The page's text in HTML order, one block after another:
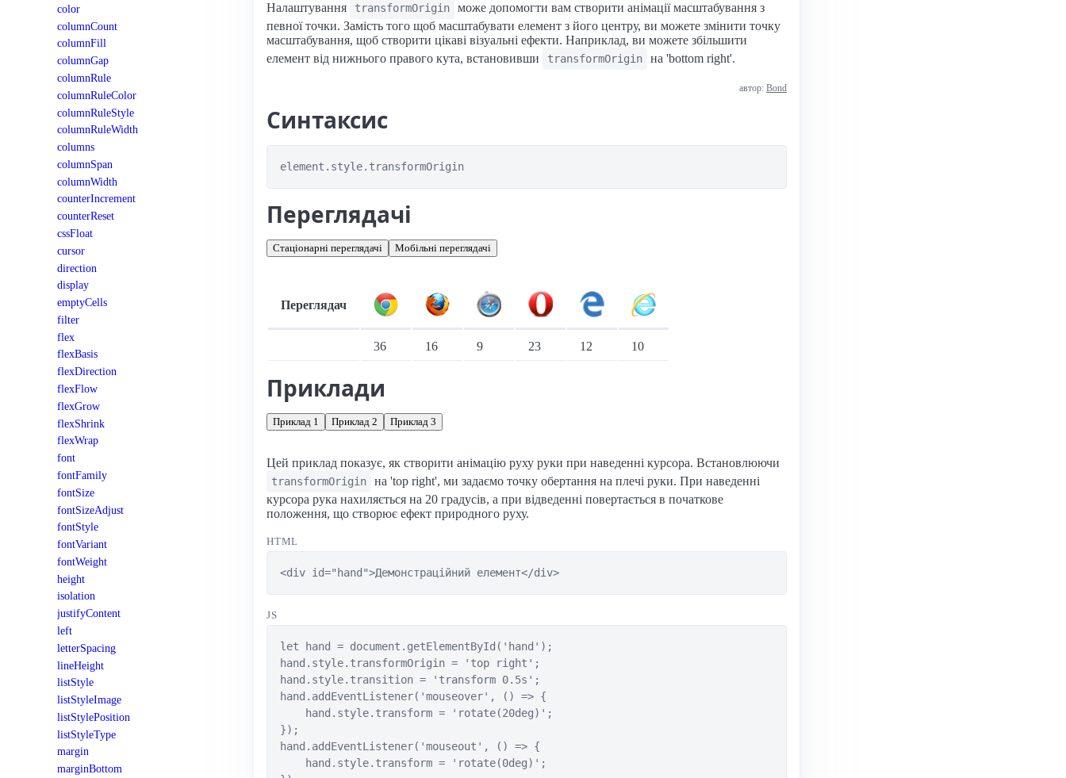
color
columnCount
columnFill
columnGap
columnRule
columnRuleColor
columnRuleStyle
columnRuleWidth
columns
columnSpan
columnWidth
counterIncrement
counterReset
cssFloat
cursor
direction
display
emptyCells
filter
flex
flexBasis
flexDirection
flexFlow
flexGrow
flexShrink
flexWrap
font
fontFamily
fontSize
fontSizeAdjust
fontStyle
fontVariant
fontWeight
height
isolation
justifyContent
left
letterSpacing
lineHeight
listStyle
listStyleImage
listStylePosition
listStyleType
margin
marginBottom
Налаштування
transformOrigin
може допомогти вам створити анімації масштабування з
певної точки. Замість того щоб масштабувати елемент з його центру, ви можете змінити точку
масштабування, щоб створити цікаві візуальні ефекти. Наприклад, ви можете збільшити
елемент від нижнього правого кута, встановивши
transformOrigin на 'bottom right'.
автор: Bond
Синтаксис
element.style.transformOrigin
Переглядачі
Стаціонарні переглядачі Мобільні переглядачі
Переглядач
36 16 9 23 12 10
Приклади
Приклад 1 Приклад 2 Приклад 3
Цей приклад показує, як створити анімацію руху руки при наведенні курсора. Встановлюючи
transformOrigin
на 'top right', ми задаємо точку обертання на плечі руки. При наведенні
курсора рука нахиляється на 20 градусів, а при відведенні повертається в початкове
положення, що створює ефект природного руху.
HTML
<div id="hand">Демонстраційний елемент</div>
JS
let hand = document.getElementById('hand');
hand.style.transformOrigin = 'top right';
hand.style.transition = 'transform 0.5s';
hand.addEventListener('mouseover', () => {
    hand.style.transform = 'rotate(20deg)';
});
hand.addEventListener('mouseout', () => {
    hand.style.transform = 'rotate(0deg)';